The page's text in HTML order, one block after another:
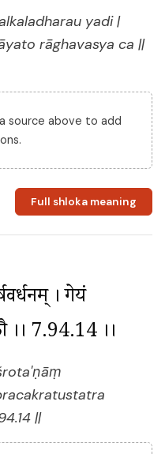
yadi |
rāghavasya ca ||
source above to add
Full shloka meaning
। गेयं
।। 7.94.14 ।।
||